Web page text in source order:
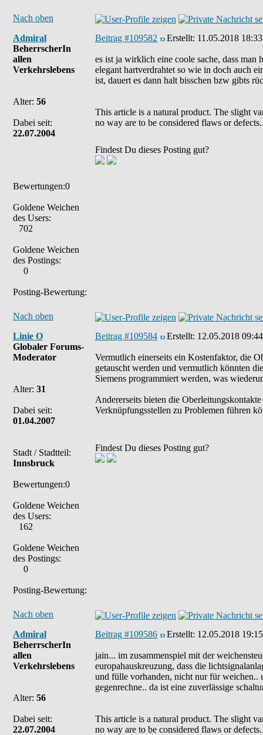
Nach oben
Admiral
BeherrscherIn
allen
Verkehrslebens
Alter: 56
Dabei seit:
22.07.2004
Bewertungen:0
Goldene Weichen
des Users:
702
Goldene Weichen
des Postings:
0
Posting-Bewertung:
Beitrag #109582 Erstellt: 11.05.2018 18:33
es ist ja wirklich eine coole sache, dass
elegant hartverdrahtet so wie in doch auch
ist, dauert es dann halt bisschen bzw gibts
This article is a natural product. The slight
no way are to be considered flaws or defects.
Findest Du dieses Posting gut?
Nach oben
Linie O
Globaler Forums-
Moderator
Alter: 31
Dabei seit:
01.04.2007
Stadt / Stadtteil:
Innsbruck
Bewertungen:0
Goldene Weichen
des Users:
162
Goldene Weichen
des Postings:
0
Posting-Bewertung:
Beitrag #109584 Erstellt: 12.05.2018 09:44
Vermutlich einerseits ein Kostenfaktor, die
getauscht werden und vermutlich könnten
Siemens programmiert werden, was
Andererseits bieten die
Verknüpfungsstellen zu Problemen führen
Findest Du dieses Posting gut?
Nach oben
Admiral
BeherrscherIn
allen
Verkehrslebens
Alter: 56
Dabei seit:
22.07.2004
Beitrag #109586 Erstellt: 12.05.2018 19:15
jain... im zusammenspiel mit der
europahauskreuzung, dass die
und fülle vorhanden, nicht nur für weichen..
gegenrechne.. da ist eine zuverlässige
This article is a natural product. The slight
no way are to be considered flaws or defects.